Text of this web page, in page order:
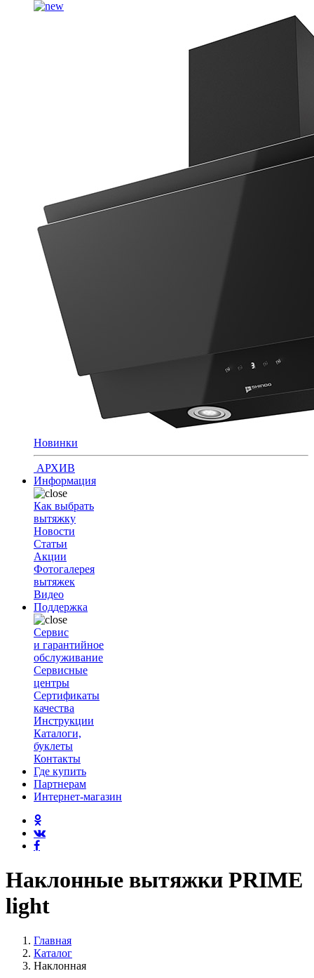
Новинки
АРХИВ
Информация
Как выбрать
вытяжку
Новости
Статьи
Акции
Фотогалерея
вытяжек
Видео
Поддержка
Сервис
и гарантийное
обслуживание
Сервисные
центры
Сертификаты
качества
Инструкции
Каталоги,
буклеты
Контакты
Где купить
Партнерам
Интернет-магазин
Наклонные вытяжки PRIME
light
Главная
Каталог
Наклонная